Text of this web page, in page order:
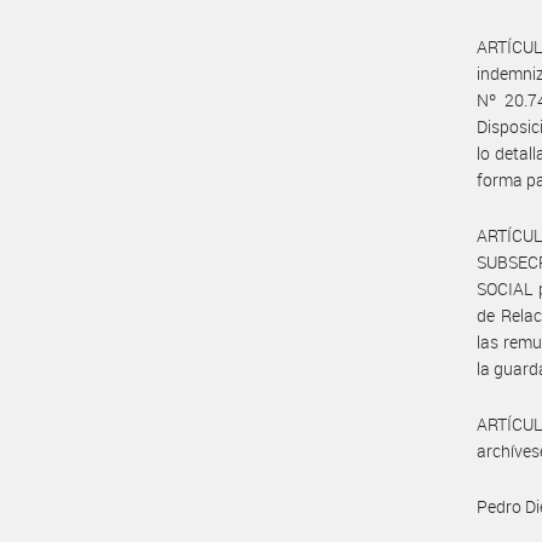
Nº
lo
forma
de
las
la
Pedro